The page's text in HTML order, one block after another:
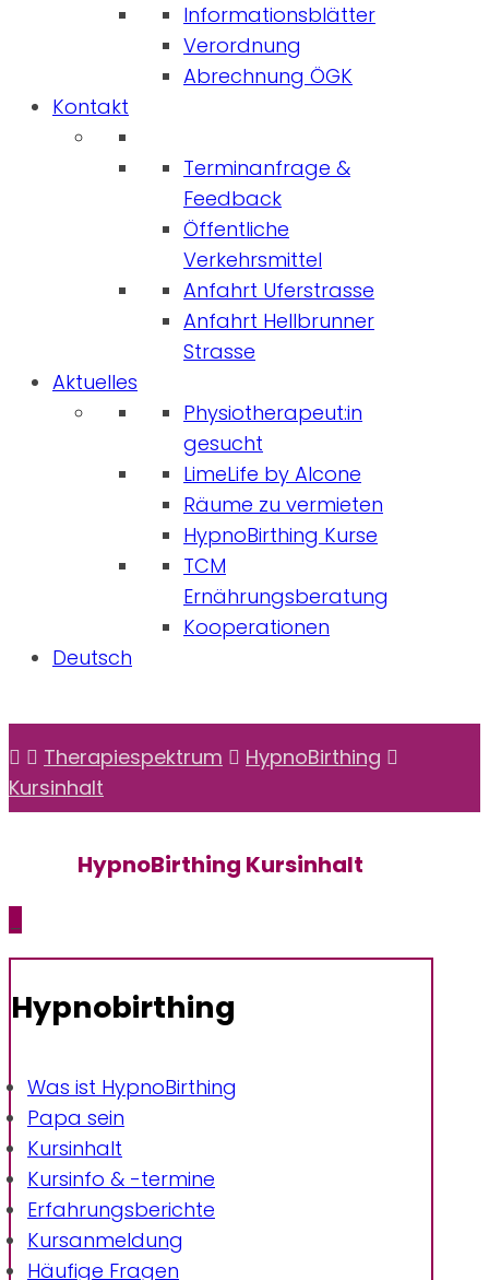
Informationsblätter
Verordnung
Abrechnung ÖGK
Kontakt
Terminanfrage &
Feedback
Öffentliche
Verkehrsmittel
Anfahrt Uferstrasse
Anfahrt Hellbrunner
Strasse
Aktuelles
Physiotherapeut:in
gesucht
LimeLife by Alcone
Räume zu vermieten
HypnoBirthing Kurse
TCM
Ernährungsberatung
Kooperationen
Deutsch
Therapiespektrum
HypnoBirthing
Kursinhalt
HypnoBirthing Kursinhalt
Hypnobirthing
Was ist HypnoBirthing
Papa sein
Kursinhalt
Kursinfo & -termine
Erfahrungsberichte
Kursanmeldung
Häufige Fragen